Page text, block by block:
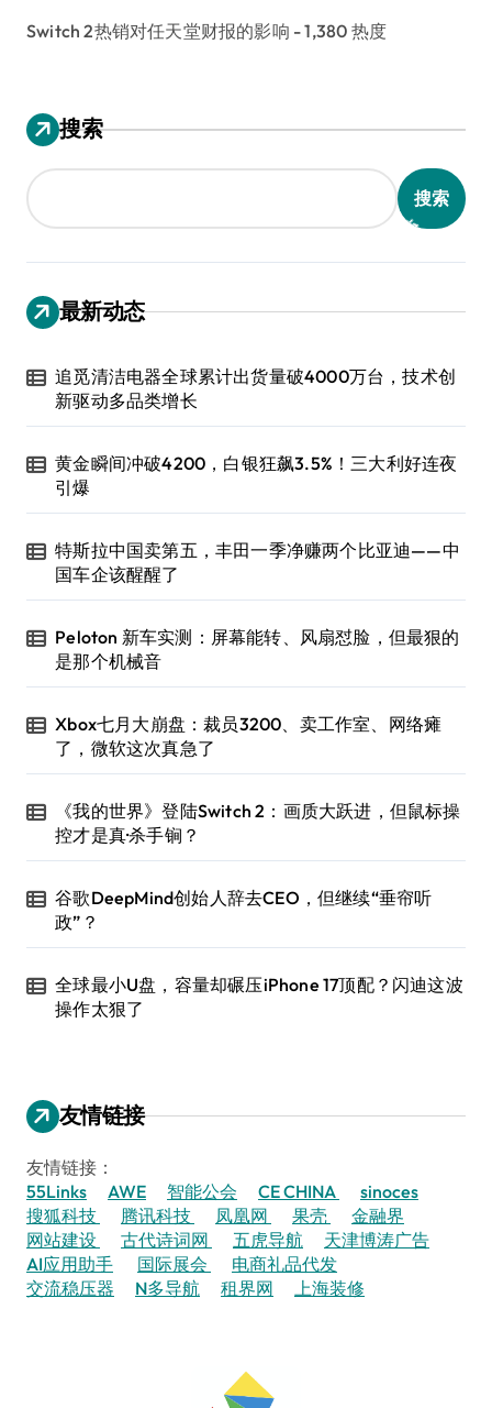
Switch 2热销对任天堂财报的影响 - 1,380 热度
搜索
搜索
最新动态
追觅清洁电器全球累计出货量破4000万台，技术创
新驱动多品类增长
黄金瞬间冲破4200，白银狂飙3.5%！三大利好连夜
引爆
特斯拉中国卖第五，丰田一季净赚两个比亚迪——中
国车企该醒醒了
Peloton 新车实测：屏幕能转、风扇怼脸，但最狠的
是那个机械音
Xbox七月大崩盘：裁员3200、卖工作室、网络瘫
了，微软这次真急了
《我的世界》登陆Switch 2：画质大跃进，但鼠标操
控才是真·杀手锏？
谷歌DeepMind创始人辞去CEO，但继续“垂帘听
政”？
全球最小U盘，容量却碾压iPhone 17顶配？闪迪这波
操作太狠了
友情链接
友情链接：
55Links
AWE 智能公会 CE CHINA
sinoces
搜狐科技
腾讯科技 凤凰网 果壳
金融界
网站建设
古代诗词网 五虎导航
天津博涛广告
AI应用助手
国际展会
电商礼品代发
交流稳压器
N多导航 租界网 上海装修